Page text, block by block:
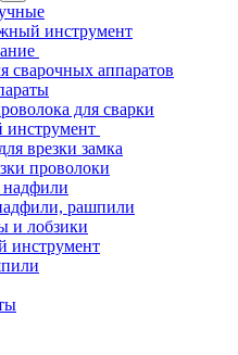
инструмент
сварочных аппаратов
для сварки
инструмент
врезки замка
проволоки
рашпили
и лобзики
инструмент